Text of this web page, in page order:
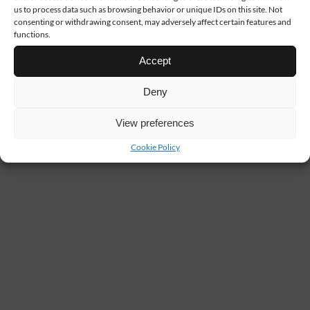
us to process data such as browsing behavior or unique IDs on this site. Not
consenting or withdrawing consent, may adversely affect certain features and
functions.
Accept
Deny
View preferences
Cookie Policy